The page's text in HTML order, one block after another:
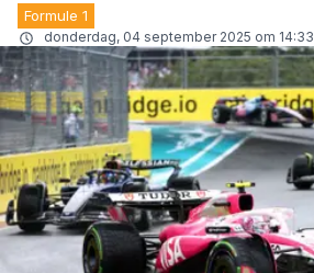
Formule 1
donderdag, 04 september 2025 om 14:33